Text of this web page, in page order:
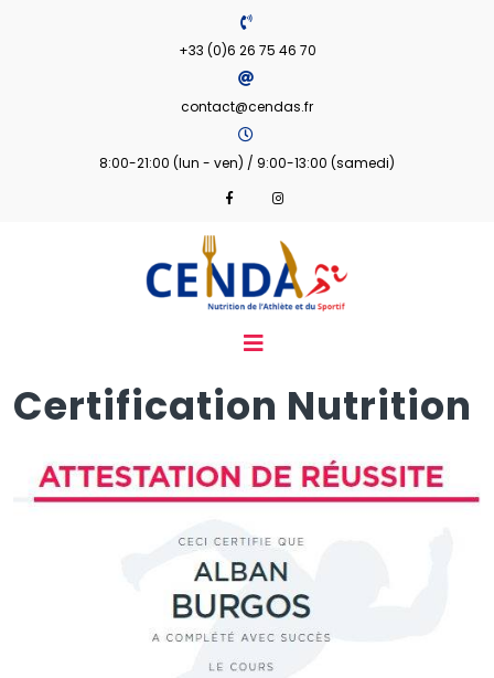
+33 (0)6 26 75 46 70
contact@cendas.fr
8:00-21:00 (lun - ven) / 9:00-13:00 (samedi)
Certification Nutrition